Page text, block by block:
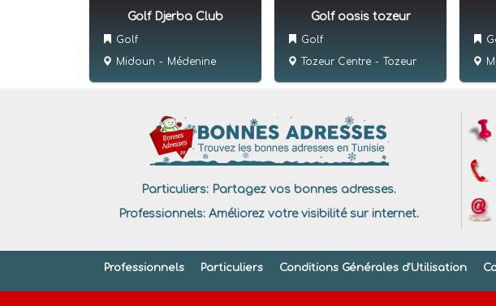
Golf Djerba Club
Golf
Midoun - Médenine
Golf oasis tozeur
Golf
Tozeur Centre - Tozeur
Particuliers:Partagez vos bonnes adresses.
Professionnels:Améliorez votre visibilité sur internet.
Professionnels Particuliers Conditions Générales d'Utilisation